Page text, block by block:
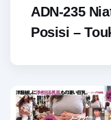
ADN-235
Posisi –